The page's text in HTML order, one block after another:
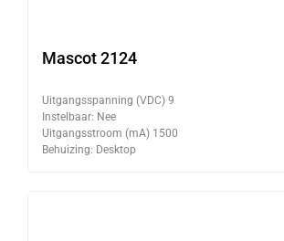
Mascot 2124
Uitgangsspanning (VDC) 9
Instelbaar: Nee
Uitgangsstroom (mA) 1500
Behuizing: Desktop